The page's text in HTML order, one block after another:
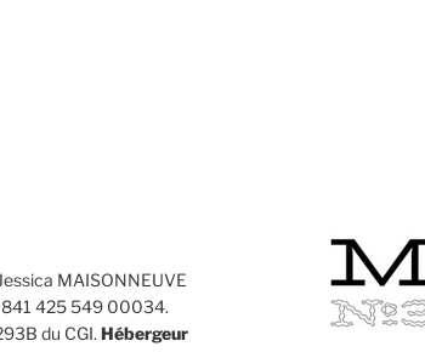
MAISONNEUVE
841 425 549 00034.
du CGI. Hébergeur